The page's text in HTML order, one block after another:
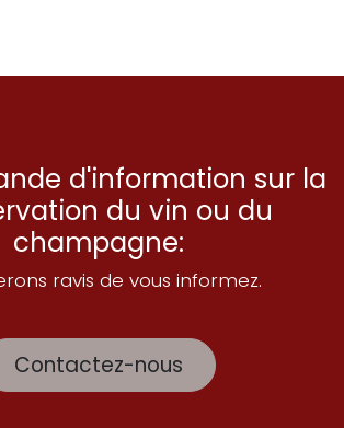
d'information sur la
du vin ou du
champagne:
ravis de vous informez.
Contactez-nous